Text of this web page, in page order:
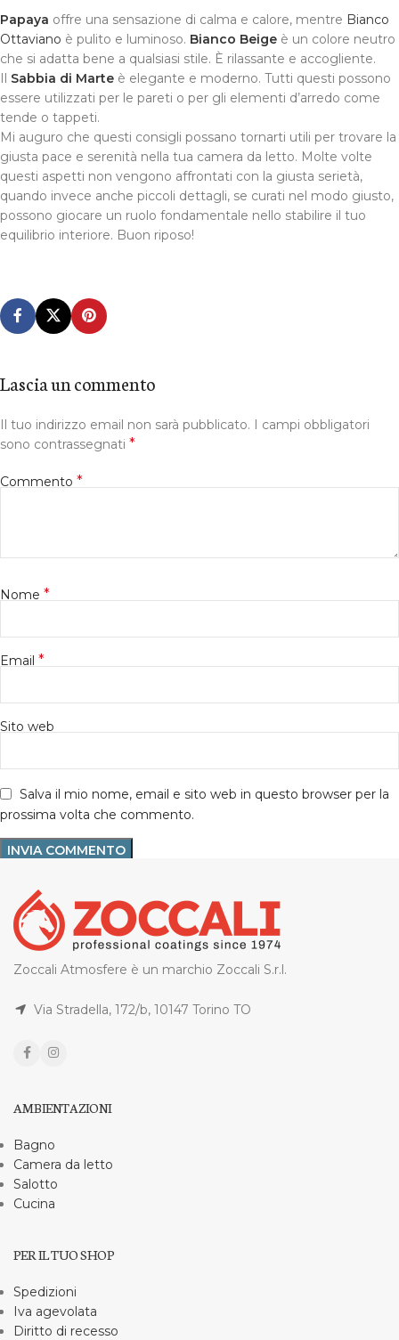
Papaya offre una sensazione di calma e calore, mentre Bianco
Ottaviano è pulito e luminoso. Bianco Beige è un colore neutro
che si adatta bene a qualsiasi stile. È rilassante e accogliente.
Il Sabbia di Marte è elegante e moderno. Tutti questi possono
essere utilizzati per le pareti o per gli elementi d’arredo come
tende o tappeti.
Mi auguro che questi consigli possano tornarti utili per trovare la
giusta pace e serenità nella tua camera da letto. Molte volte
questi aspetti non vengono affrontati con la giusta serietà,
quando invece anche piccoli dettagli, se curati nel modo giusto,
possono giocare un ruolo fondamentale nello stabilire il tuo
equilibrio interiore. Buon riposo!
Lascia un commento
Il tuo indirizzo email non sarà pubblicato. I campi obbligatori
sono contrassegnati *
Commento *
Nome *
Email *
Sito web
Salva il mio nome, email e sito web in questo browser per la
prossima volta che commento.
Zoccali Atmosfere è un marchio Zoccali S.r.l.
Via Stradella, 172/b, 10147 Torino TO
AMBIENTAZIONI
Bagno
Camera da letto
Salotto
Cucina
PER IL TUO SHOP
Spedizioni
Iva agevolata
Diritto di recesso